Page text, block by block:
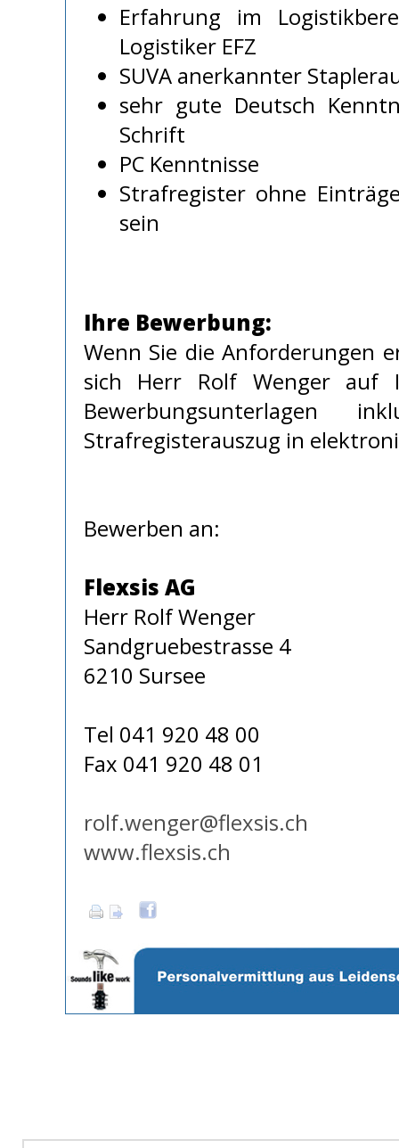
Erfahrung im
Logistiker EFZ
SUVA anerkannter
sehr gute Deutsch
Schrift
PC Kenntnisse
Strafregister ohne
sein
Ihre Bewerbung:
Wenn Sie die Anforderungen
sich Herr Rolf Wenger auf
Bewerbungsunterlagen
Strafregisterauszug in
Bewerben an:
Flexsis AG
Herr Rolf Wenger
Sandgruebestrasse 4
6210 Sursee
Tel 041 920 48 00
Fax 041 920 48 01
rolf.wenger@flexsis.ch
www.flexsis.ch